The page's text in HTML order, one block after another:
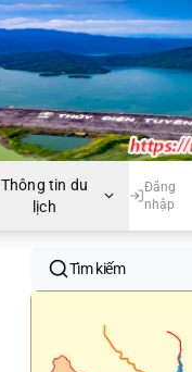
Thông tin du
lịch
Đăng
nhập
Tìm kiếm